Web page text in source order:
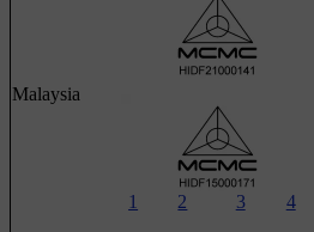
Malaysia
2 4
1 3